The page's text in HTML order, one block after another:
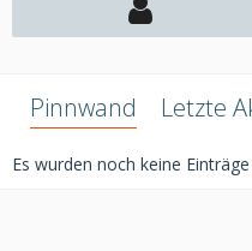
Pinnwand Letzte
Es wurden noch keine